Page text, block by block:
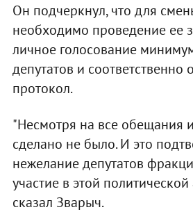
Он подчеркнул, что для
необходимо проведение ее
личное голосование
депутатов и
протокол.
"Несмотря на все обещания
сделано не было. И это
нежелание депутатов
участие в этой политической
сказал Зварыч.